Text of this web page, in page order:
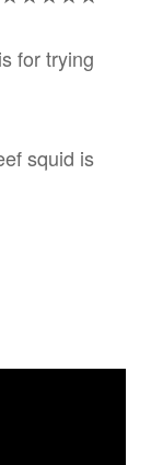
for trying
squid is